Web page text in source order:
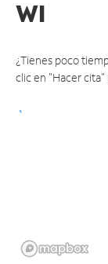
WI
¿Tienes poco
clic en "Hacer